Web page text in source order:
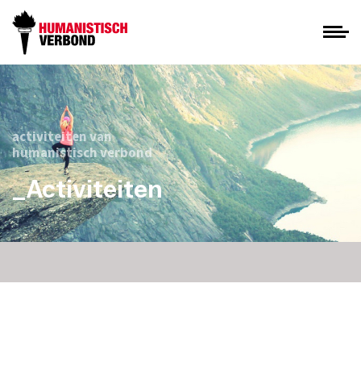
activiteiten van
humanistisch verbond
_Activiteiten